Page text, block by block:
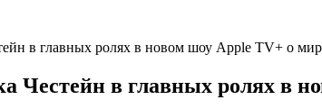
в главных ролях в новом шоу Apple TV+ о
Честейн в главных ролях в